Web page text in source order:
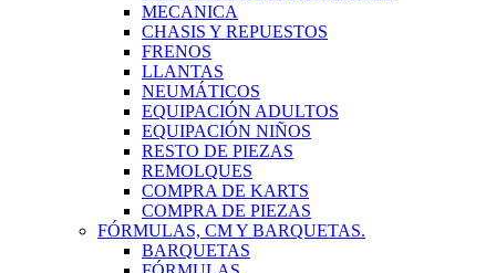
MECANICA
CHASIS Y REPUESTOS
FRENOS
LLANTAS
NEUMÁTICOS
EQUIPACIÓN ADULTOS
EQUIPACIÓN NIÑOS
RESTO DE PIEZAS
REMOLQUES
COMPRA DE KARTS
COMPRA DE PIEZAS
FÓRMULAS, CM Y BARQUETAS.
BARQUETAS